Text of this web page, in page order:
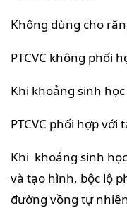
Không dùng cho
PTCVC không phối
Khi khoảng sinh
PTCVC phối hợp với
Khi khoảng sinh
và tạo hình, bộc lộ
đường vồng tự